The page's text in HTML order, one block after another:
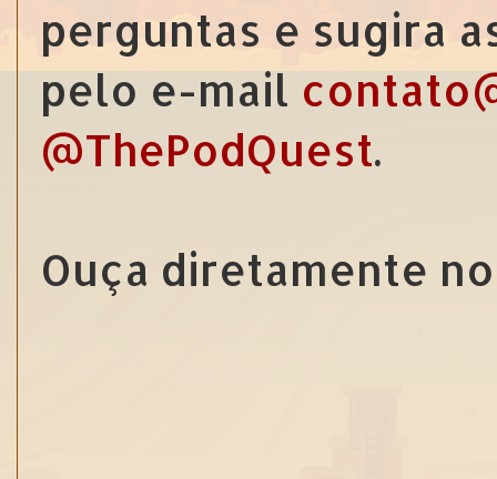
perguntas e sugira
pelo e-mail
@ThePodQuest.
Ouça diretamente